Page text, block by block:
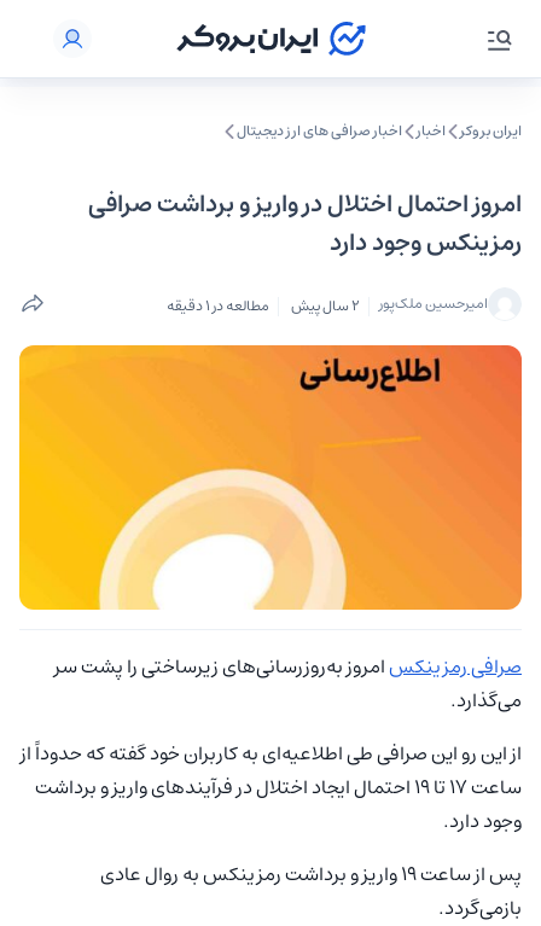
ایران بروکر اخبار اخبار صرافی‌ های ارز دیجیتال
امروز احتمال اختلال در واریز و برداشت صرافی
رمزینکس وجود دارد
امیرحسین ملک‌پور 2 سال پیش مطالعه در 1 دقیقه
صرافی رمزینکسامروز به‌روزرسانی‌های زیرساختی را پشت سر
می‌گذارد.
از این رو این صرافی طی اطلاعیه‌ای به کاربران خود گفته که حدوداً از
ساعت ۱۷ تا ۱۹ احتمال ایجاد اختلال در فرآیندهای واریز و برداشت
وجود دارد.
پس از ساعت ۱۹ واریز و برداشت رمزینکس به روال عادی
بازمی‌گردد.